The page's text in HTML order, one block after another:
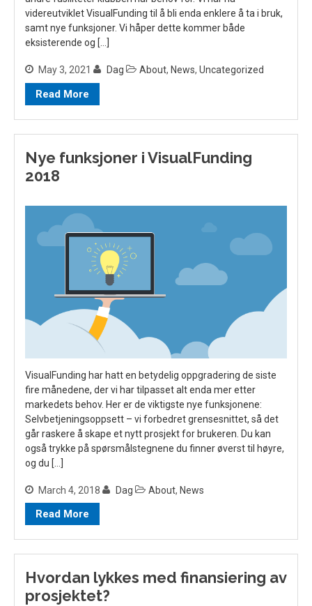
videreutviklet VisualFunding til å bli enda enklere å ta i bruk,
samt nye funksjoner. Vi håper dette kommer både
eksisterende og […]
May 3, 2021 Dag About, News, Uncategorized
Read More
Nye funksjoner i VisualFunding
2018
VisualFunding har hatt en betydelig oppgradering de siste
fire månedene, der vi har tilpasset alt enda mer etter
markedets behov. Her er de viktigste nye funksjonene:
Selvbetjeningsoppsett – vi forbedret grensesnittet, så det
går raskere å skape et nytt prosjekt for brukeren. Du kan
også trykke på spørsmålstegnene du finner øverst til høyre,
og du […]
March 4, 2018 Dag About, News
Read More
Hvordan lykkes med finansiering av
prosjektet?